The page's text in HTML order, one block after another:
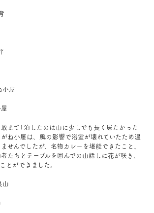
せ
無料相談
えて1泊したのは山に少しでも長く居たかった
ね小屋は、風の影響で浴室が壊れていたため温
せんでしたが、名物カレーを堪能できたこと、
たちとテーブルを囲んでの山話しに花が咲き、
とができました。